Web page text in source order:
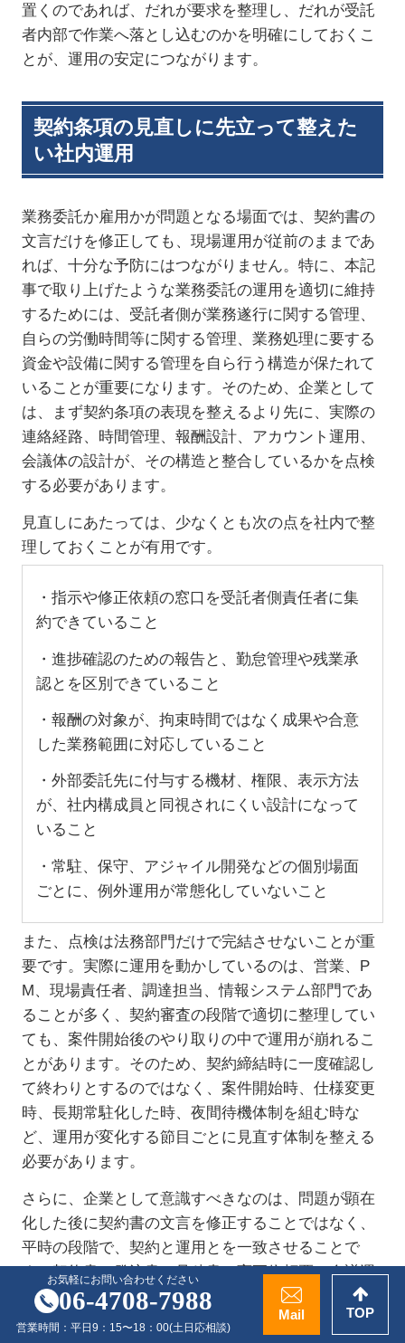
置くのであれば、だれが要求を整理し、だれが受託
者内部で作業へ落とし込むのかを明確にしておくこ
とが、運用の安定につながります。
契約条項の見直しに先立って整えた
い社内運用
業務委託か雇用かが問題となる場面では、契約書の
文言だけを修正しても、現場運用が従前のままであ
れば、十分な予防にはつながりません。特に、本記
事で取り上げたような業務委託の運用を適切に維持
するためには、受託者側が業務遂行に関する管理、
自らの労働時間等に関する管理、業務処理に要する
資金や設備に関する管理を自ら行う構造が保たれて
いることが重要になります。そのため、企業として
は、まず契約条項の表現を整えるより先に、実際の
連絡経路、時間管理、報酬設計、アカウント運用、
会議体の設計が、その構造と整合しているかを点検
する必要があります。
見直しにあたっては、少なくとも次の点を社内で整
理しておくことが有用です。
・指示や修正依頼の窓口を受託者側責任者に集
約できていること
・進捗確認のための報告と、勤怠管理や残業承
認とを区別できていること
・報酬の対象が、拘束時間ではなく成果や合意
した業務範囲に対応していること
・外部委託先に付与する機材、権限、表示方法
が、社内構成員と同視されにくい設計になって
いること
・常駐、保守、アジャイル開発などの個別場面
ごとに、例外運用が常態化していないこと
また、点検は法務部門だけで完結させないことが重
要です。実際に運用を動かしているのは、営業、
P
M 、現場責任者、調達担当、情報システム部門であ
ることが多く、契約審査の段階で適切に整理してい
ても、案件開始後のやり取りの中で運用が崩れるこ
とがあります。そのため、契約締結時に一度確認し
て終わりとするのではなく、案件開始時、仕様変更
時、長期常駐化した時、夜間待機体制を組む時な
ど、運用が変化する節目ごとに見直す体制を整える
必要があります。
さらに、企業として意識すべきなのは、問題が顕在
化した後に契約書の文言を修正することではなく、
平時の段階で、契約と運用とを一致させることで
す。契約書、発注書、見積書、変更依頼票、会議運
営ルール、アカウント付与基準などが相互に整合し
ていなければ、形式上は業務委託として整理してい
お気軽にお問い合わせください
06-4708-7988
営業時間： 平日9：15〜18：00(土日応相談)
Mail TOP